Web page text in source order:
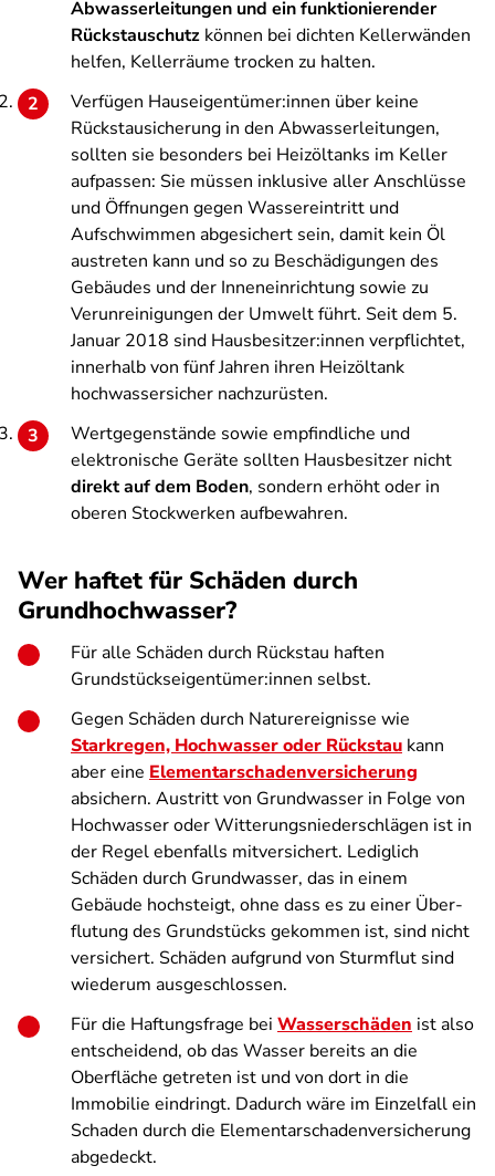
Abwasserleitungen und ein funktionierender
Rückstauschutz können bei dichten Kellerwänden
helfen, Kellerräume trocken zu halten.
Verfügen Hauseigentümer:innen über keine
Rückstausicherung in den Abwasserleitungen,
sollten sie besonders bei Heizöltanks im Keller
aufpassen: Sie müssen inklusive aller Anschlüsse
und Öffnungen gegen Wassereintritt und
Aufschwimmen abgesichert sein, damit kein Öl
austreten kann und so zu Beschädigungen des
Gebäudes und der Inneneinrichtung sowie zu
Verunreinigungen der Umwelt führt. Seit dem 5.
Januar 2018 sind Hausbesitzer:innen verpflichtet,
innerhalb von fünf Jahren ihren Heizöltank
hochwassersicher nachzurüsten.
Wertgegenstände sowie empfindliche und
elektronische Geräte sollten Hausbesitzer nicht
direkt auf dem Boden, sondern erhöht oder in
oberen Stockwerken aufbewahren.
Wer haftet für Schäden durch
Grundhochwasser?
Für alle Schäden durch Rückstau haften
Grundstückseigentümer:innen selbst.
Gegen Schäden durch Naturereignisse wie
Starkregen, Hochwasser oder Rückstau kann
aber eine Elementarschadenversicherung
absichern. Austritt von Grundwasser in Folge von
Hochwasser oder Witterungsniederschlägen ist in
der Regel ebenfalls mitversichert. Lediglich
Schäden durch Grundwasser, das in einem
Gebäude hoch­steigt, ohne dass es zu einer Über­
flutung des Grund­stücks gekommen ist, sind nicht
versichert. Schäden aufgrund von Sturmflut sind
wiederum ausgeschlossen.
Für die Haftungsfrage bei Wasserschäden ist also
entscheidend, ob das Wasser bereits an die
Oberfläche getreten ist und von dort in die
Immobilie eindringt. Dadurch wäre im Einzelfall ein
Schaden durch die Elementarschadenversicherung
abgedeckt.